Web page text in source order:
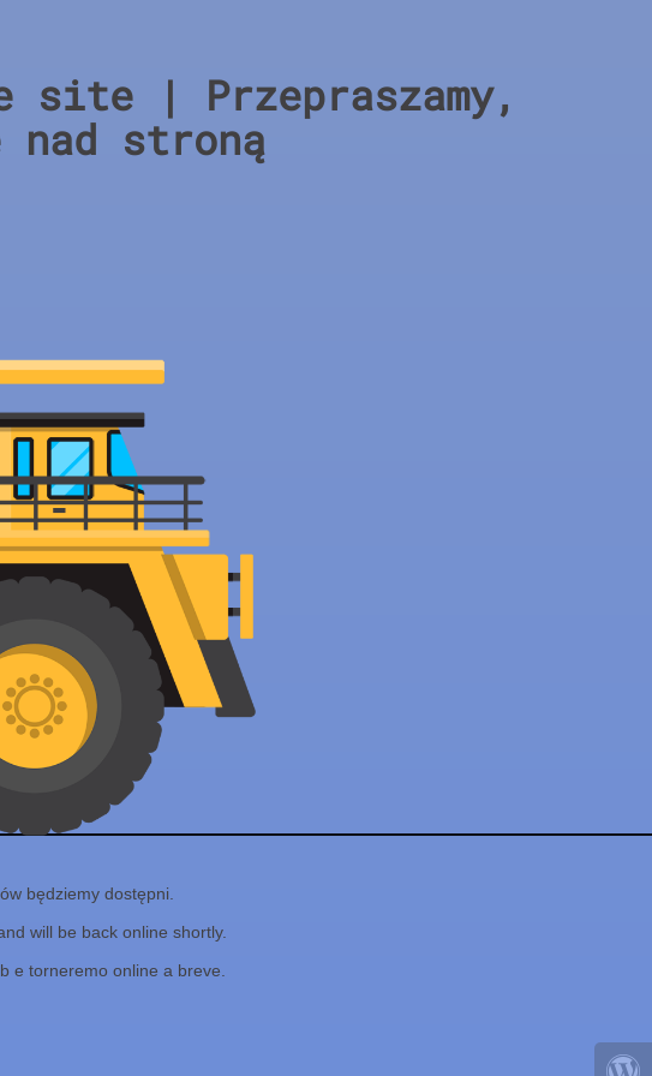
site | Przepraszamy,
nad stroną
będziemy dostępni.
will be back online shortly.
e torneremo online a breve.